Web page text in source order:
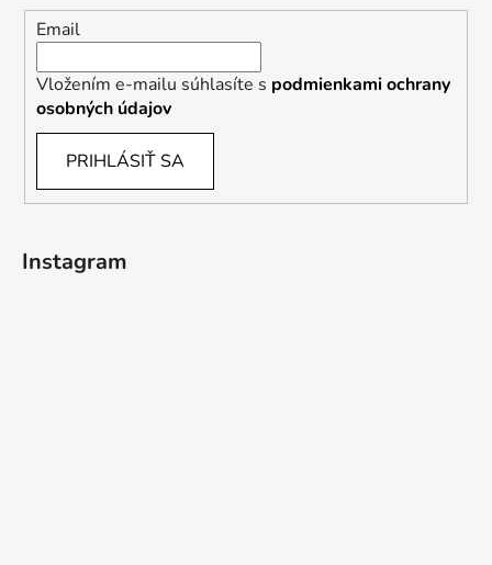
Email
Vložením e-mailu súhlasíte s podmienkami ochrany
osobných údajov
PRIHLÁSIŤ SA
Instagram